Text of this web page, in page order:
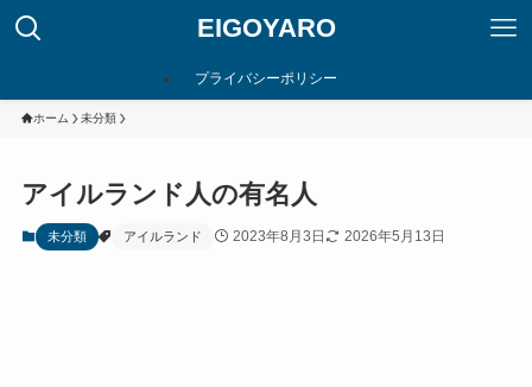
EIGOYARO
プライバシーポリシー
ホーム 未分類
アイルランド人の有名人
未分類 アイルランド 2023年8月3日 2026年5月13日